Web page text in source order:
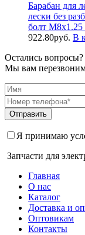
Барабан для
лески без
болт М8х1.25
922.80руб. В
Остались вопросы?
Мы вам
Я принимаю
Запчасти для
Главная
О нас
Каталог
Доставка и
Оптовикам
Контакты